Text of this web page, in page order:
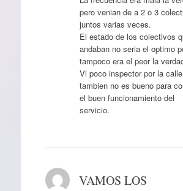
pero venian de a 2 o 3
juntos varias veces.
El estado de los colectivos
andaban no seria el optimo
tampoco era el peor la
Vi poco inspector por la
tambien no es bueno para
el buen funcionamiento del
servicio.
VAMOS LOS